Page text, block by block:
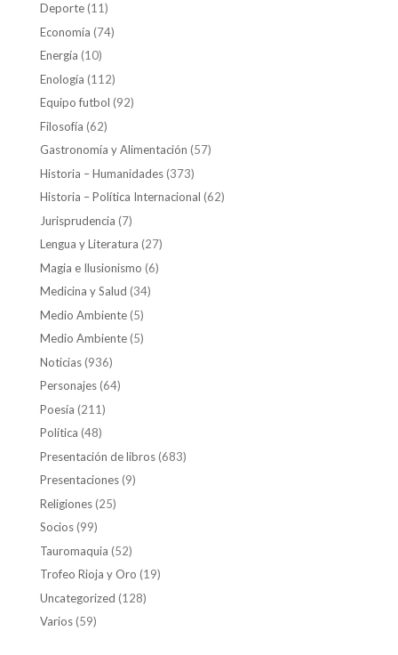
Deporte(11)
Economía (74)
Energía (10)
Enología (112)
Equipo futbol (92)
Filosofía (62)
Gastronomía y Alimentación (57)
Historia – Humanidades(373)
Historia – Política Internacional (62)
Jurisprudencia (7)
Lengua y Literatura (27)
Magia e Ilusionismo (6)
Medicina y Salud (34)
Medio Ambiente(5)
Medio Ambiente(5)
Noticias(936)
Personajes(64)
Poesía (211)
Política (48)
Presentación de libros(683)
Presentaciones(9)
Religiones(25)
Socios(99)
Tauromaquia (52)
Trofeo Rioja y Oro (19)
Uncategorized (128)
Varios(59)